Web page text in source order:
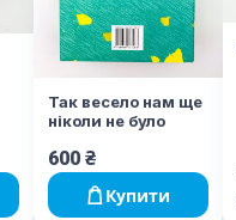
Так весело нам ще
ніколи не було
600 ₴
Купити